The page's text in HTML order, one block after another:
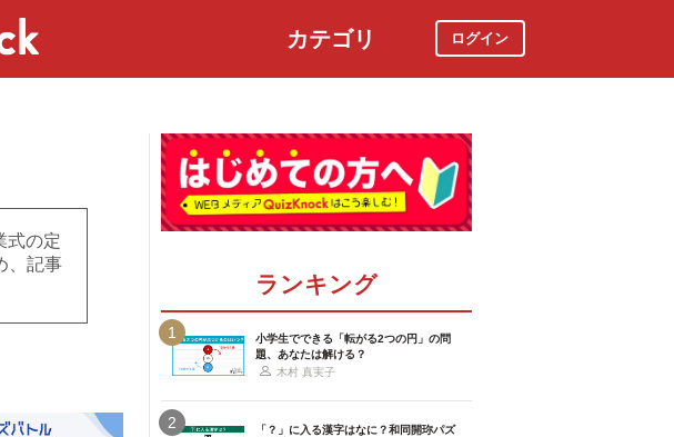
カテゴリ ログイン
式の定
、記事
ランキング
1
小学生でできる「転がる2つの円」の問
題、あなたは解ける？
木村 真実子
2
「？」に入る漢字はなに？和同開珎パズ